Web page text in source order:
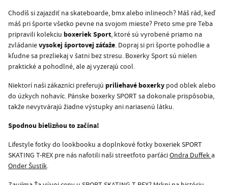
Chodíš si zajazdiť na skateboarde, bmx alebo inlineoch? Máš rád, keď
máš pri športe všetko pevne na svojom mieste? Preto sme pre Teba
pripravili kolekciu boxeriek Sport, ktoré sú vyrobené priamo na
zvládanievysokej športovej záťaže. Dopraj si pri športe pohodlie a
kľudne sa prezliekaj v šatni bez stresu. Boxerky Sport sú nielen
praktické a pohodlné, ale aj vyzerajú cool.
Niektorí naši zákazníci preferujú priliehavé boxerky pod oblek alebo
do úzkych nohavíc. Pánske boxerky SPORT sa dokonale prispôsobia,
takže nevytvárajú žiadne výstupky ani nariasenú látku.
Spodnou bielizňou to začína!
Lifestyle fotky do lookbooku a doplnkové fotky boxeriek SPORT
SKATING T-REX pre nás nafotili naši streetfoto parťáciOndra Duffek a
Onder Šustík.